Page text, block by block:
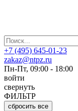
+7 (495) 645-01-23
zakaz@ntpz.ru
Пн-Пт, 09:00 - 18:00
войти
свернуть
ФИЛЬТР
сбросить все